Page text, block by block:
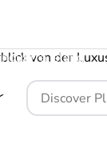
Island